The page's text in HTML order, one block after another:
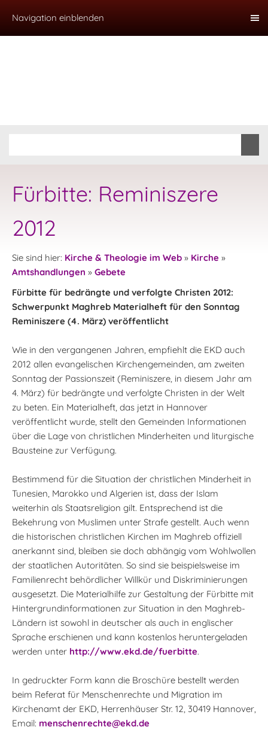
Navigation einblenden
Fürbitte: Reminiszere
2012
Sie sind hier: Kirche & Theologie im Web » Kirche »
Amtshandlungen » Gebete
Fürbitte für bedrängte und verfolgte Christen 2012:
Schwerpunkt Maghreb Materialheft für den Sonntag
Reminiszere (4. März) veröffentlicht
Wie in den vergangenen Jahren, empfiehlt die EKD auch
2012 allen evangelischen Kirchengemeinden, am zweiten
Sonntag der Passionszeit (Reminiszere, in diesem Jahr am
4. März) für bedrängte und verfolgte Christen in der Welt
zu beten. Ein Materialheft, das jetzt in Hannover
veröffentlicht wurde, stellt den Gemeinden Informationen
über die Lage von christlichen Minderheiten und liturgische
Bausteine zur Verfügung.
Bestimmend für die Situation der christlichen Minderheit in
Tunesien, Marokko und Algerien ist, dass der Islam
weiterhin als Staatsreligion gilt. Entsprechend ist die
Bekehrung von Muslimen unter Strafe gestellt. Auch wenn
die historischen christlichen Kirchen im Maghreb offiziell
anerkannt sind, bleiben sie doch abhängig vom Wohlwollen
der staatlichen Autoritäten. So sind sie beispielsweise im
Familienrecht behördlicher Willkür und Diskriminierungen
ausgesetzt. Die Materialhilfe zur Gestaltung der Fürbitte mit
Hintergrundinformationen zur Situation in den Maghreb-
Ländern ist sowohl in deutscher als auch in englischer
Sprache erschienen und kann kostenlos heruntergeladen
werden unter http://www.ekd.de/fuerbitte.
In gedruckter Form kann die Broschüre bestellt werden
beim Referat für Menschenrechte und Migration im
Kirchenamt der EKD, Herrenhäuser Str. 12, 30419 Hannover,
Email: menschenrechte@ekd.de